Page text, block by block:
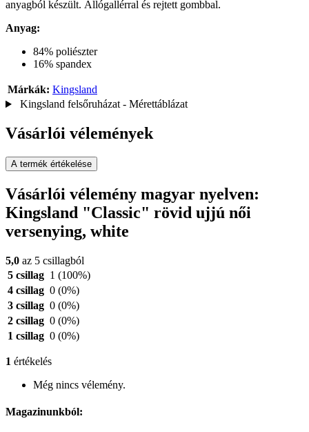
anyagból készült. Állógallérral és rejtett gombbal.
Anyag:
84% poliészter
16% spandex
Márkák: Kingsland
Kingsland felsőruházat - Mérettáblázat
Vásárlói vélemények
A termék értékelése
Vásárlói vélemény magyar nyelven:
Kingsland "Classic" rövid ujjú női
versenying, white
5,0 az 5 csillagból
5 csillag 1 (100%)
4 csillag 0 (0%)
3 csillag 0 (0%)
2 csillag 0 (0%)
1 csillag 0 (0%)
1 értékelés
Még nincs vélemény.
Magazinunkból: